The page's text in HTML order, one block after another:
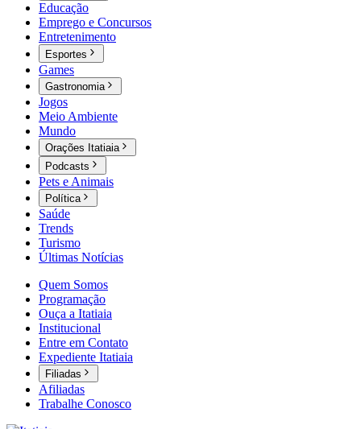
Educação
Emprego e Concursos
Entretenimento
Esportes
Games
Gastronomia
Jogos
Meio Ambiente
Mundo
Orações Itatiaia
Podcasts
Pets e Animais
Política
Saúde
Trends
Turismo
Últimas Notícias
Quem Somos
Programação
Ouça a Itatiaia
Institucional
Entre em Contato
Expediente Itatiaia
Filiadas
Afiliadas
Trabalhe Conosco